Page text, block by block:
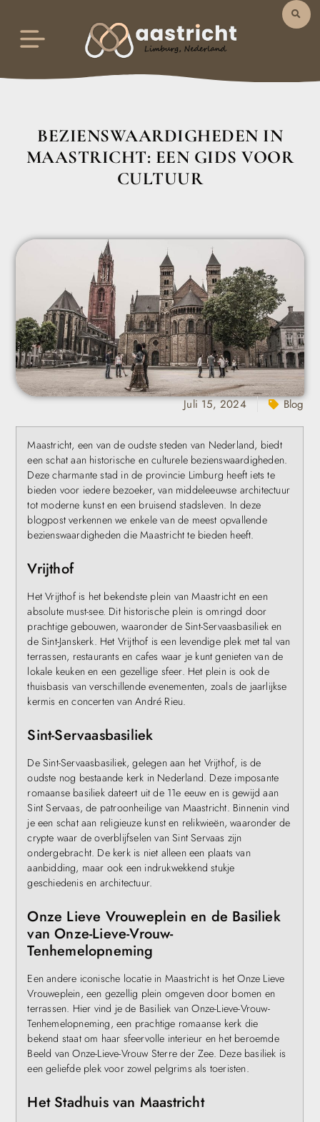
BEZIENSWAARDIGHEDEN IN
MAASTRICHT: EEN GIDS VOOR
CULTUUR
Juli 15, 2024 Blog
Maastricht, een van de oudste steden van Nederland, biedt
een schat aan historische en culturele bezienswaardigheden.
Deze charmante stad in de provincie Limburg heeft iets te
bieden voor iedere bezoeker, van middeleeuwse architectuur
tot moderne kunst en een bruisend stadsleven. In deze
blogpost verkennen we enkele van de meest opvallende
bezienswaardigheden die Maastricht te bieden heeft.
Vrijthof
Het Vrijthof is het bekendste plein van Maastricht en een
absolute must-see. Dit historische plein is omringd door
prachtige gebouwen, waaronder de Sint-Servaasbasiliek en
de Sint-Janskerk. Het Vrijthof is een levendige plek met tal van
terrassen, restaurants en cafes waar je kunt genieten van de
lokale keuken en een gezellige sfeer. Het plein is ook de
thuisbasis van verschillende evenementen, zoals de jaarlijkse
kermis en concerten van André Rieu.
Sint-Servaasbasiliek
De Sint-Servaasbasiliek, gelegen aan het Vrijthof, is de
oudste nog bestaande kerk in Nederland. Deze imposante
romaanse basiliek dateert uit de 11e eeuw en is gewijd aan
Sint Servaas, de patroonheilige van Maastricht. Binnenin vind
je een schat aan religieuze kunst en relikwieën, waaronder de
crypte waar de overblijfselen van Sint Servaas zijn
ondergebracht. De kerk is niet alleen een plaats van
aanbidding, maar ook een indrukwekkend stukje
geschiedenis en architectuur.
Onze Lieve Vrouweplein en de Basiliek
van Onze-Lieve-Vrouw-
Tenhemelopneming
Een andere iconische locatie in Maastricht is het Onze Lieve
Vrouweplein, een gezellig plein omgeven door bomen en
terrassen. Hier vind je de Basiliek van Onze-Lieve-Vrouw-
Tenhemelopneming, een prachtige romaanse kerk die
bekend staat om haar sfeervolle interieur en het beroemde
Beeld van Onze-Lieve-Vrouw Sterre der Zee. Deze basiliek is
een geliefde plek voor zowel pelgrims als toeristen.
Het Stadhuis van Maastricht